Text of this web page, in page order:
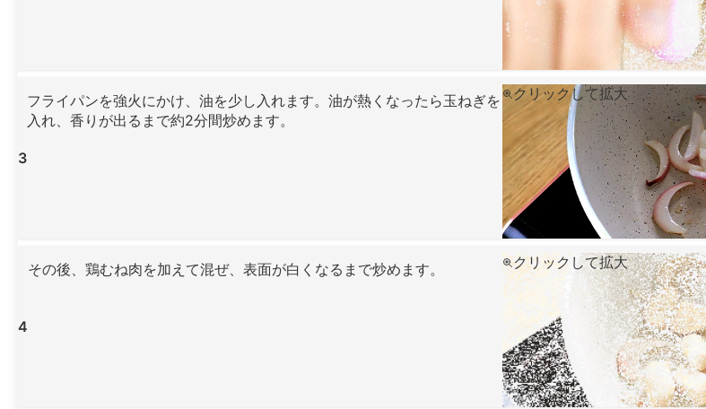
3
フライパンを強火にかけ、油を少し入れます。油が熱くなったら玉ねぎを
入れ、香りが出るまで約2分間炒めます。
クリックして拡大
4
その後、鶏むね肉を加えて混ぜ、表面が白くなるまで炒めます。 クリックして拡大